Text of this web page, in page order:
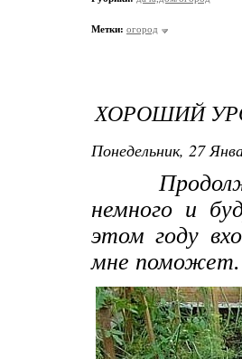
Метки: огород
ХОРОШИЙ
Понедельник, 27
немного и
этом году
мне поможет.